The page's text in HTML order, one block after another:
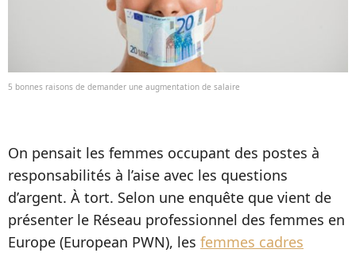
5 bonnes raisons de demander une augmentation de salaire
On pensait les femmes occupant des postes à
responsabilités à l’aise avec les questions
d’argent. À tort. Selon une enquête que vient de
présenter le Réseau professionnel des femmes en
Europe (European PWN), les femmes cadres